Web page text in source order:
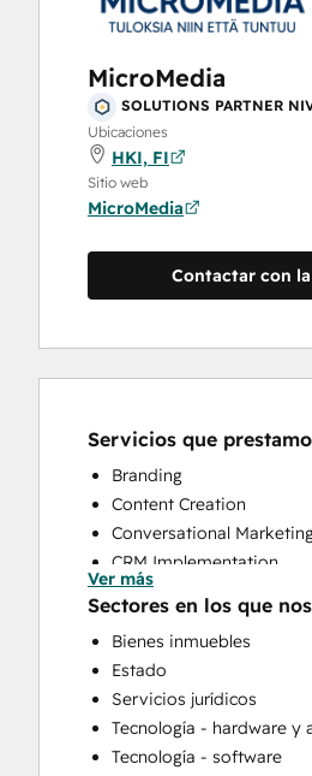
MicroMedia
SOLUTIONS PARTNER
Ubicaciones
HKI, FI
Sitio web
MicroMedia
Contactar con
Servicios que
Branding
Content Creation
Conversational
CRM Implementation
CRM Migration
Customer Marketing
Customer Survey and
Email Marketing
Full Inbound Marketing
Paid Advertising
Programmable
Ver más
Sectores en los que
Bienes inmuebles
Estado
Servicios jurídicos
Tecnología - hardware y
Tecnología - software